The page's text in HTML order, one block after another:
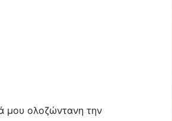
μου ολοζώντανη την